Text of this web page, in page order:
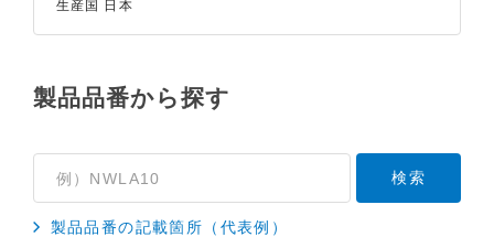
生産国 日本
製品品番から探す
製品品番の記載箇所（代表例）